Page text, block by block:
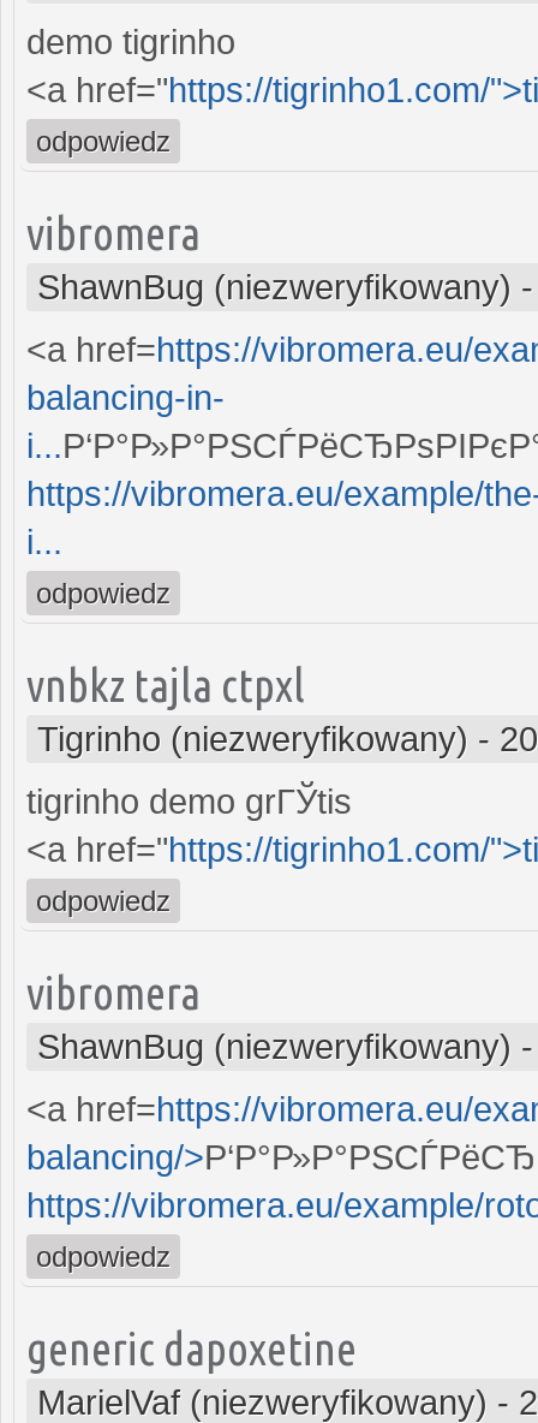
demo tigrinho
<a href="https://tigrinho1.com/
odpowiedz
vibromera
ShawnBug (niezweryfikowany)
<a href=https://vibromera.eu/
balancing-in-
i...
https://vibromera.eu/example/
i...
odpowiedz
vnbkz tajla ctpxl
Tigrinho (niezweryfikowany) -
tigrinho demo grГЎtis
<a href="https://tigrinho1.com/
odpowiedz
vibromera
ShawnBug (niezweryfikowany)
<a href=https://vibromera.eu/
balancing/>
https://vibromera.eu/example/
odpowiedz
generic dapoxetine
MarielVaf (niezweryfikowany) -